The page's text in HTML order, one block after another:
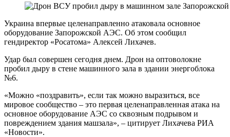
Украина впервые целенаправленно атаковала основное
оборудование Запорожской АЭС. Об этом сообщил
гендиректор «Росатома» Алексей Лихачев.
Удар был совершен сегодня днем. Дрон на оптоволокне
пробил дыру в стене машинного зала в здании энергоблока
№6.
«Можно «поздравить», если так можно выразиться, все
мировое сообщество – это первая целенаправленная атака на
основное оборудование АЭС со сквозным подрывом и
повреждением здания машзала», – цитирует Лихачева РИА
«Новости».